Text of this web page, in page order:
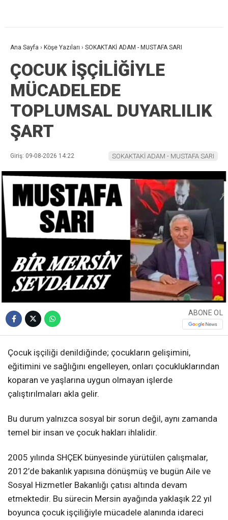
Ana Sayfa › Köşe Yazıları › SOKAKTAKİ ADAM - MUSTAFA SARI
ÇOCUK İŞÇİLİĞİYLE
MÜCADELEDE
TOPLUMSAL DUYARLILIK
ŞART
Giriş: 09-08-2026 14:22 SOKAKTAKİ ADAM - MUSTAFA SARI
ABONE OL
Çocuk işçiliği denildiğinde; çocukların gelişimini,
eğitimini ve sağlığını engelleyen, onları çocukluklarından
koparan ve yaşlarına uygun olmayan işlerde
çalıştırılmaları akla gelir.
Bu durum yalnızca sosyal bir sorun değil, aynı zamanda
temel bir insan ve çocuk hakları ihlalidir.
2005 yılında SHÇEK bünyesinde yürütülen çalışmalar,
2012’de bakanlık yapısına dönüşmüş ve bugün Aile ve
Sosyal Hizmetler Bakanlığı çatısı altında devam
etmektedir. Bu sürecin Mersin ayağında yaklaşık 22 yıl
boyunca çocuk işçiliğiyle mücadele alanında idareci